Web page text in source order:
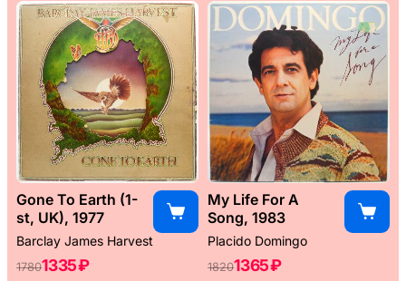
Gone To Earth (1-
st, UK), 1977
Barclay James Harvest
17801335 ₽
My Life For A
Song, 1983
Placido Domingo
18201365 ₽